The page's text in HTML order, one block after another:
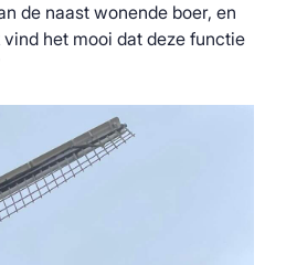
de naast wonende boer, en
het mooi dat deze functie